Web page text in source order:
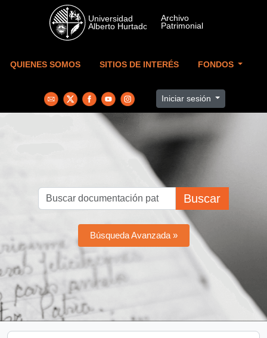
Skip to main content
QUIENES SOMOS SITIOS DE INTERÉS FONDOS
Iniciar sesión
Buscar
Búsqueda Avanzada »